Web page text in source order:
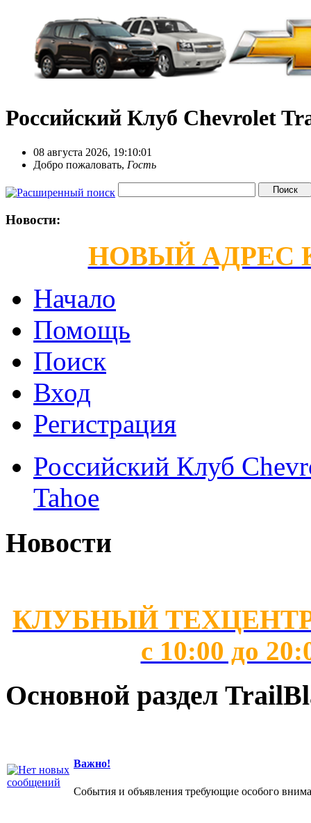
Российский Клуб Chevrolet
08 августа 2026, 19:10:01
Добро пожаловать, Гость
Новости:
НОВЫЙ АДРЕС
Начало
Помощь
Поиск
Вход
Регистрация
Российский Клуб
Tahoe
Новости
КЛУБНЫЙ
с 10:00 до
Основной раздел
Важно!
События и объявления требующие особого